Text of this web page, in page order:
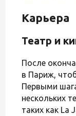
Карьера
Театр и
После
в Париж,
Первыми
нескольких
таких как La